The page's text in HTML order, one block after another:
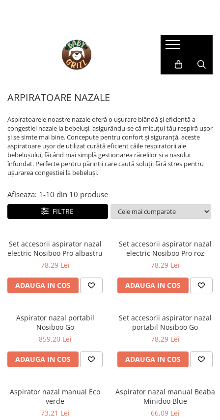
SCAUNE AUTO TIP SCOICĂ
SCAUNE AUTO GRUPA II/III
SPĂTAR
SCAUNE AUTO EVOLUTIVE
SCAUNE AUTO REAR FACING
PRELUNGIT
ACCESORII SCAUNE AUTO
PARASOLARE
PROTECTII DE BANCHETA
BAZE SCAUNE AUTO
CARUCIOARE 3 IN 1
CARUCIOARE 2 IN 1
CARUCIOARE GEMENI/DUBLE
LANDOURI
BALANSOARE
ROBOȚI DE BUCĂTĂRIE
ACCESORII PENTRU MASĂ
FARFURII SI BOLURI PENTRU
LINGURIȚE ȘI FURCULIȚE
CANI SI TERMOSURI
RECIPIENTE DE STOCARE
SCAUNE DE MASĂ PENTRU
BEBELUȘI
Centre de activitati
JOCURI EDUCATIVE
Figurine
Jocuri de rol
Jocuri pentru dexteritate
Jucarii instrumente muzicale
Masinute si Trenulete
Puzzle
JUCARII BEBELUSI
Jucarii de dentitie
Jucarii de Sortare
Jucarii de tras
Jucarii din plus
Jucarii muzicale
Jucarii pentru baie
Jucarii Senzoriale
SISTEME DE PURTARE COPII
Trotinete
BAIE & ESENȚIALE
ARPIRATOARE NAZALE
Sutiene pentru alăptare
ARPIRATOARE NAZALE
Aspiratoarele noastre nazale oferă o ușurare blândă și eficientă a
congestiei nazale la bebeluși, asigurându-se că micuțul tău respiră ușor
și se simte mai bine. Concepute pentru confort și siguranță, aceste
aspiratoare ușor de utilizat curăță eficient căile respiratorii ale
bebelușului, făcând mai simplă gestionarea răcelilor și a nasului
înfundat. Perfecte pentru părinții care caută soluții fără stres pentru
ușurarea congestiei la bebeluși.
Afiseaza: 1-10 din 10 produse
FILTRE
Set accesorii aspirator nazal
electric Nosiboo Pro albastru
78,29 Lei
ADAUGA IN COS
Set accesorii aspirator nazal
electric Nosiboo Pro roz
78,29 Lei
ADAUGA IN COS
Aspirator nazal portabil
Nosiboo Go
859,20 Lei
ADAUGA IN COS
Set accesorii aspirator nazal
portabil Nosiboo Go
78,29 Lei
ADAUGA IN COS
Aspirator nazal manual Eco
verde
73,21 Lei
Aspirator nazal manual Beaba
Minidoo Blue
66,09 Lei